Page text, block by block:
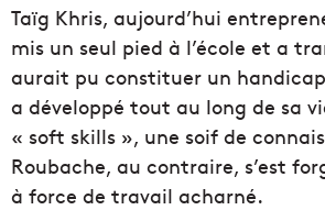
Taïg Khris, aujourd’hui
mis un seul pied à l’école et a
aurait pu constituer un
a développé tout au long de sa
« soft skills », une soif de
Roubache, au contraire, s’est
à force de travail acharné.